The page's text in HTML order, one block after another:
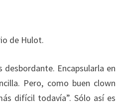
de Hulot.
Encapsularla en
Pero, como buen clown
difícil todavía”. Sólo así es